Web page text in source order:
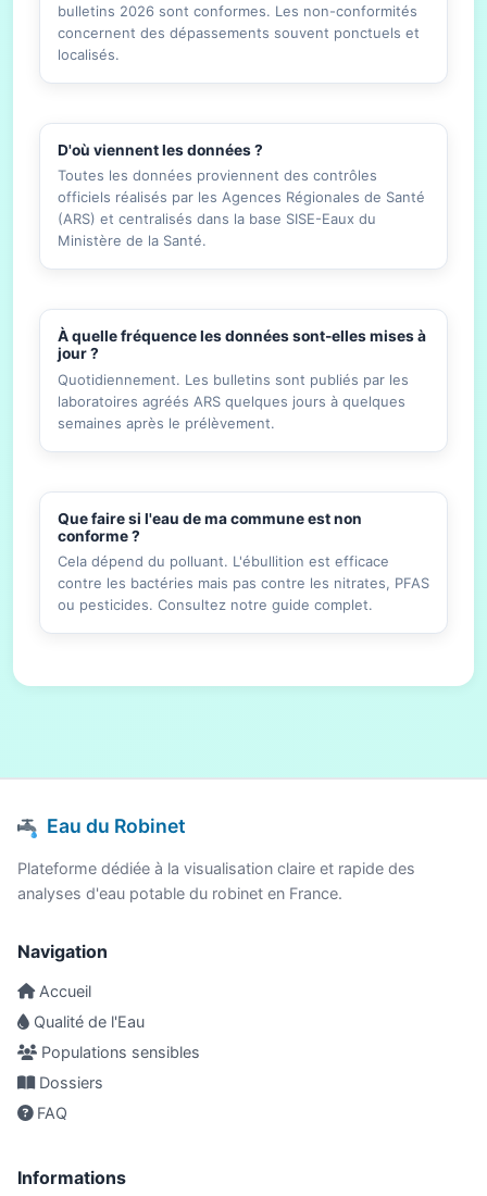
bulletins 2026 sont conformes. Les non-conformités
concernent des dépassements souvent ponctuels et
localisés.
D'où viennent les données ?
Toutes les données proviennent des contrôles
officiels réalisés par les Agences Régionales de Santé
(ARS) et centralisés dans la base SISE-Eaux du
Ministère de la Santé.
À quelle fréquence les données sont-elles mises à
jour ?
Quotidiennement. Les bulletins sont publiés par les
laboratoires agréés ARS quelques jours à quelques
semaines après le prélèvement.
Que faire si l'eau de ma commune est non
conforme ?
Cela dépend du polluant. L'ébullition est efficace
contre les bactéries mais pas contre les nitrates, PFAS
ou pesticides. Consultez notre guide complet.
Eau du Robinet
Plateforme dédiée à la visualisation claire et rapide des
analyses d'eau potable du robinet en France.
Navigation
Accueil
Qualité de l'Eau
Populations sensibles
Dossiers
FAQ
Informations